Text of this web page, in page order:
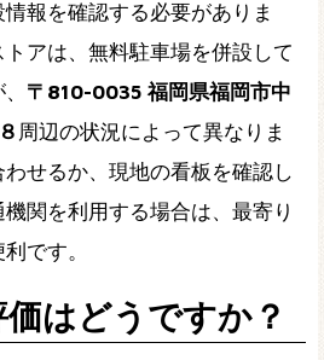
報を確認する必要がありま
アは、無料駐車場を併設して
〒810-0035 福岡県福岡市中
周辺の状況によって異なりま
せるか、現地の看板を確認し
関を利用する場合は、最寄り
です。
はどうですか？